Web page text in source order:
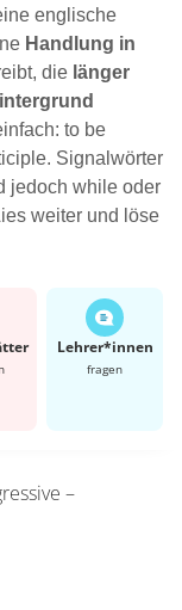
englische
Handlung in
die länger
to be
Signalwörter
jedoch while oder
weiter und löse
Lehrer*​innen
fragen
–